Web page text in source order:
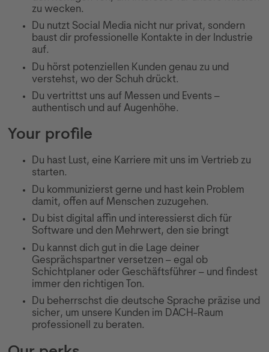
zu wecken.
Du nutzt Social Media nicht nur privat, sondern
baust dir professionelle Kontakte in der Industrie
auf.
Du hörst potenziellen Kunden genau zu und
verstehst, wo der Schuh drückt.
Du vertrittst uns auf Messen und Events –
authentisch und auf Augenhöhe.
Your profile
Du hast Lust, eine Karriere mit uns im Vertrieb zu
starten.
Du kommunizierst gerne und hast kein Problem
damit, offen auf Menschen zuzugehen.
Du bist digital affin und interessierst dich für
Software und den Mehrwert, den sie bringt
Du kannst dich gut in die Lage deiner
Gesprächspartner versetzen – egal ob
Schichtplaner oder Geschäftsführer – und findest
immer den richtigen Ton.
Du beherrschst die deutsche Sprache präzise und
sicher, um unsere Kunden im DACH-Raum
professionell zu beraten.